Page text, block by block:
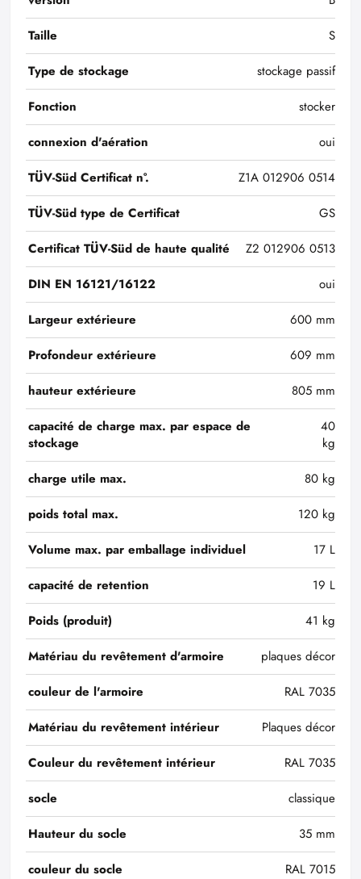
Taille
S
Type de stockage
stockage passif
Fonction
stocker
connexion d'aération
oui
TÜV-Süd Certificat n°.
Z1A 012906 0514
TÜV-Süd type de Certificat
GS
Certificat TÜV-Süd de haute qualité
Z2 012906 0513
DIN EN 16121/16122
oui
Largeur extérieure
600 mm
Profondeur extérieure
609 mm
hauteur extérieure
805 mm
capacité de charge max. par espace de
stockage
40
kg
charge utile max.
80 kg
poids total max.
120 kg
Volume max. par emballage individuel
17 L
capacité de retention
19 L
Poids (produit)
41 kg
Matériau du revêtement d'armoire
plaques décor
couleur de l'armoire
RAL 7035
Matériau du revêtement intérieur
Plaques décor
Couleur du revêtement intérieur
RAL 7035
socle
classique
Hauteur du socle
35 mm
couleur du socle
RAL 7015